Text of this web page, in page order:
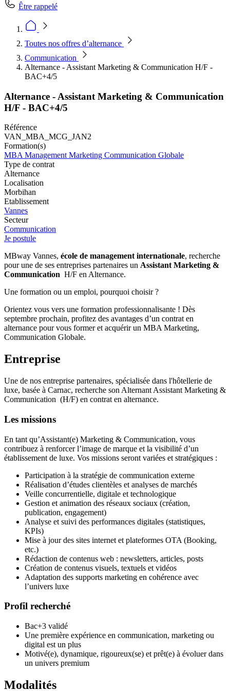
Être rappelé
Toutes nos offres d’alternance
Communication
Alternance - Assistant Marketing & Communication H/F -
BAC+4/5
Alternance - Assistant Marketing & Communication
H/F - BAC+4/5
Référence
VAN_MBA_MCG_JAN2
Formation(s)
MBA Management Marketing Communication Globale
Type de contrat
Alternance
Localisation
Morbihan
Etablissement
Vannes
Secteur
Communication
Je postule
MBway Vannes, école de management internationale, recherche
pour une de ses entreprises partenaires un Assistant Marketing &
Communication H/F en Alternance.
Une formation ou un emploi, pourquoi choisir ?
Orientez vous vers une formation professionnalisante ! Dès
septembre prochain, profitez des avantages d’un contrat en
alternance pour vous former et acquérir un MBA Marketing,
Communication Globale.
Entreprise
Une de nos entreprise partenaires, spécialisée dans l'hôtellerie de
luxe, basée à Carnac, recherche son Alternant Assistant Marketing &
Communication (H/F) en contrat en alternance.
Les missions
En tant qu’Assistant(e) Marketing & Communication, vous
contribuez à renforcer l’image de marque et la visibilité d’un
établissement de luxe. Vos missions seront variées et stratégiques :
Participation à la stratégie de communication externe
Réalisation d’études clientèles et analyses de marchés
Veille concurrentielle, digitale et technologique
Gestion et animation des réseaux sociaux (création,
publication, engagement)
Analyse et suivi des performances digitales (statistiques,
KPIs)
Mise à jour des sites internet et plateformes OTA (Booking,
etc.)
Rédaction de contenus web : newsletters, articles, posts
Création de contenus visuels, textuels et vidéos
Adaptation des supports marketing en cohérence avec
l’univers luxe
Profil recherché
Bac+3 validé
Une première expérience en communication, marketing ou
digital est un plus
Motivé(e), dynamique, rigoureux(se) et prêt(e) à évoluer dans
un univers premium
Modalités